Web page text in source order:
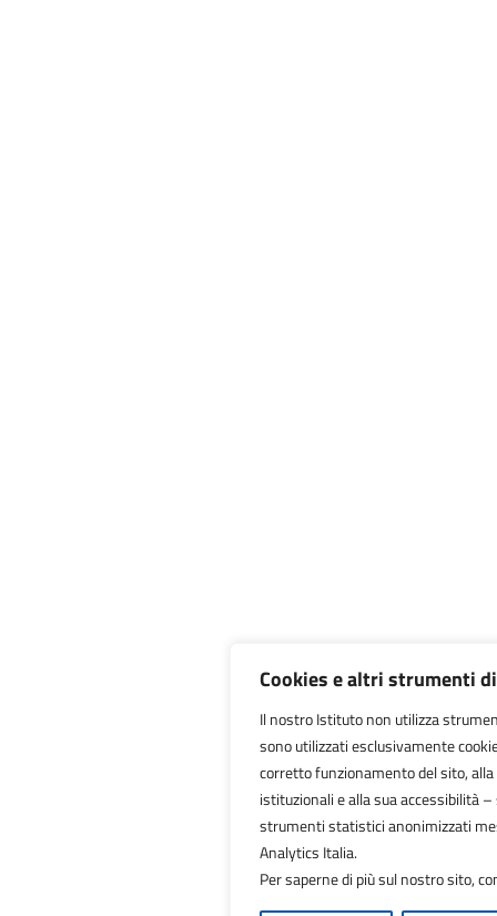
Cookies e altri strumenti
Il nostro Istituto non utilizza
sono utilizzati esclusivamente
corretto funzionamento del sito,
istituzionali e alla sua accessibilità
strumenti statistici anonimizzati
Analytics Italia.
Per saperne di più sul nostro sito,